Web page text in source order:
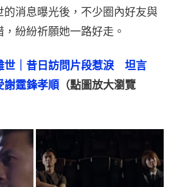
消息曝光後，不少圈內好友與
紛紛祈願她一路好走。
世｜昔日訪問片段惹淚　坦言
謝霆鋒孝順 （點圖放大瀏覽